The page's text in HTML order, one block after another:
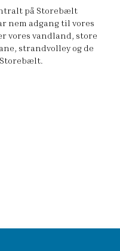
på Storebælt
nem adgang til vores
vores vandland, store
strandvolley og de